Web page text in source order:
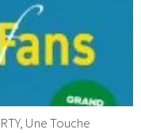
Une Touche